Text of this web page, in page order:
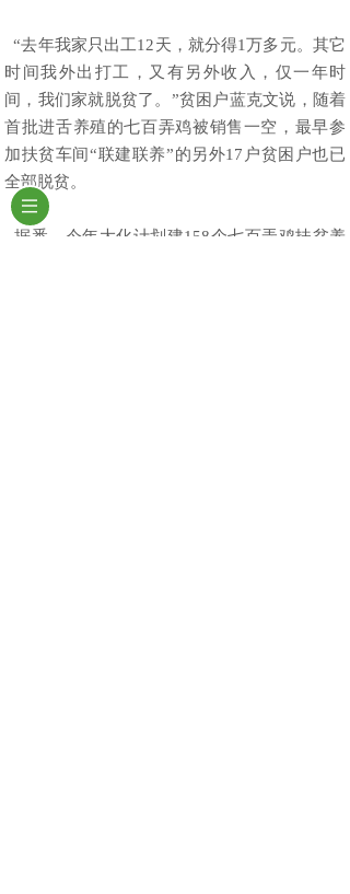
“去年我家只出工12天，就分得1万多元。其它
时间我外出打工，又有另外收入，仅一年时
间，我们家就脱贫了。”贫困户蓝克文说，随着
首批进舌养殖的七百弄鸡被销售一空，最早参
加扶贫车间“联建联养”的另外17户贫困户也已
全部脱贫。
据悉，今年大化计划建158个七百弄鸡扶贫养